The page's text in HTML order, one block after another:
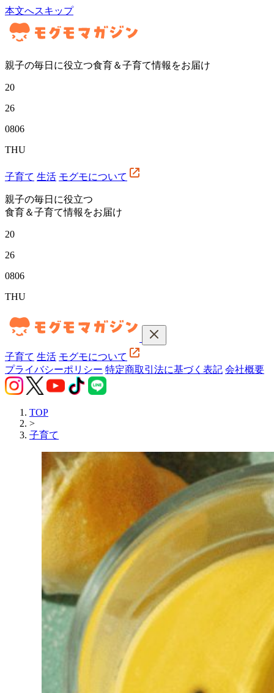
本文へスキップ
親子の毎日に役立つ食育＆子育て情報をお届け
20
26
0806
THU
子育て 生活 モグモについて
親子の毎日に役立つ
食育＆子育て情報をお届け
20
26
0806
THU
子育て 生活 モグモについて
プライバシーポリシー 特定商取引法に基づく表記 会社概要
TOP
>
子育て